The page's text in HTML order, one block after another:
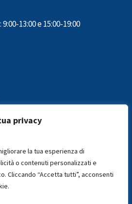
privacy
la tua esperienza di
o contenuti personalizzati e
Cliccando “Accetta tutti”, acconsenti
13:00 e 15:00-19:00